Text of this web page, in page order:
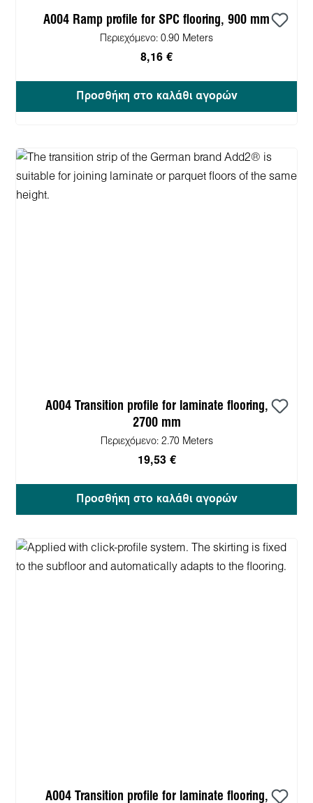
A004 Ramp profile for SPC flooring, 900 mm
Περιεχόμενο: 0.90 Meters
8,16 €
Προσθήκη στο καλάθι αγορών
A004 Transition profile for laminate flooring,
2700 mm
Περιεχόμενο: 2.70 Meters
19,53 €
Προσθήκη στο καλάθι αγορών
A004 Transition profile for laminate flooring,